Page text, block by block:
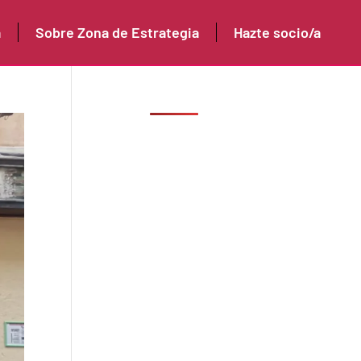
Sobre Zona de Estrategia Hazte socio/a